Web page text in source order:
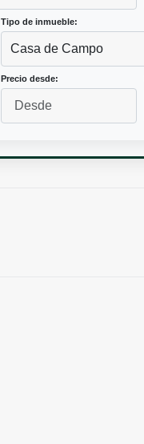
Tipo de inmueble:
Casa de Campo
Precio desde: